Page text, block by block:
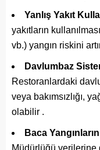
Yanlış Yakıt
yakıtların
vb.) yangın riskini
Davlumbaz
Restoranlardaki
veya bakımsızlığı,
olabilir .
Baca
Müdürlüğü verilerine